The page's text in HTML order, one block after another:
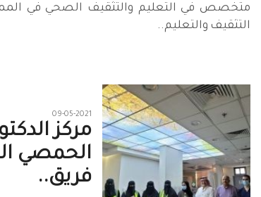
متخصص في التعليم والتثقيف الصحي في
التثقيف والتعليم..
09-05-2021
مركز
الحمصي
فريق..